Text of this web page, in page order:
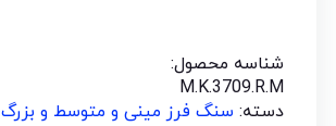
شناسه محصول:
M.K.3709.R.M
دسته: سنگ فرز مینی و متوسط و بزرگ